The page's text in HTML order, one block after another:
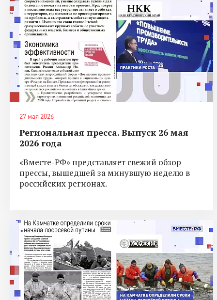
27 мая 2026
Региональная пресса. Выпуск 26 мая
2026 года
«Вместе-РФ» представляет свежий обзор
прессы, вышедшей за минувшую неделю в
российских регионах.